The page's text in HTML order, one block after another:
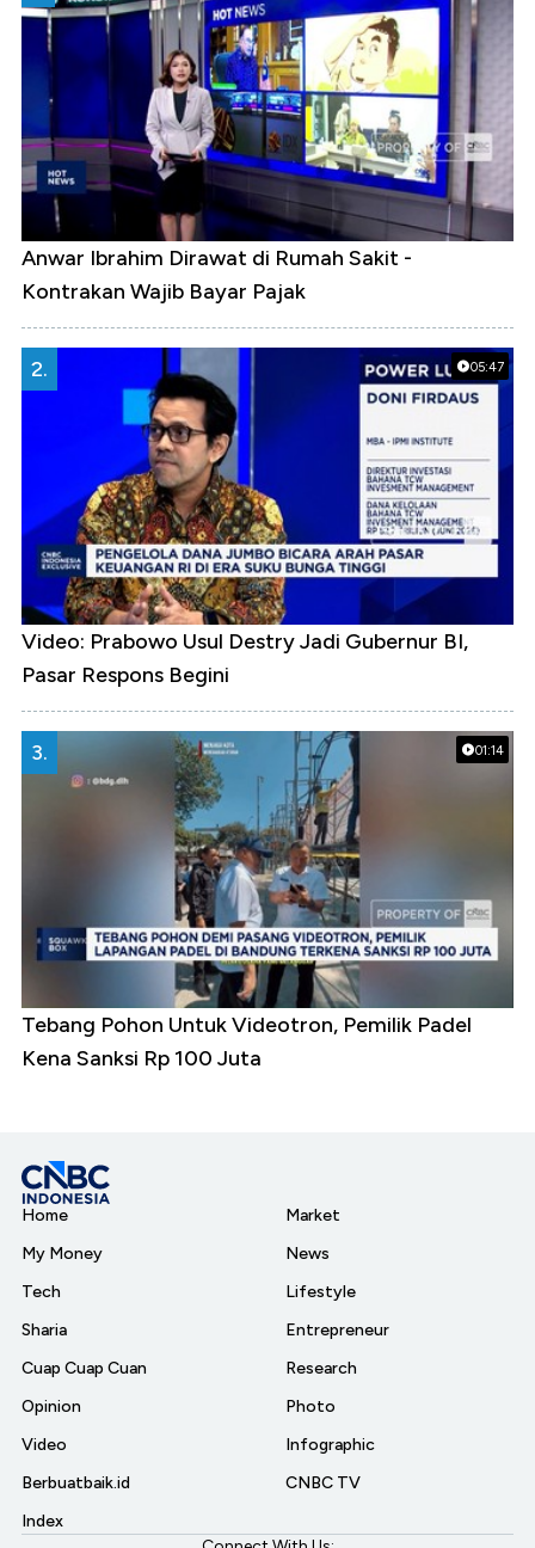
Anwar Ibrahim Dirawat di Rumah Sakit -
Kontrakan Wajib Bayar Pajak
05:47
2.
Video: Prabowo Usul Destry Jadi Gubernur BI,
Pasar Respons Begini
01:14
3.
Tebang Pohon Untuk Videotron, Pemilik Padel
Kena Sanksi Rp 100 Juta
Home
My Money
Tech
Sharia
Cuap Cuap Cuan
Opinion
Video
Berbuatbaik.id
Index
Market
News
Lifestyle
Entrepreneur
Research
Photo
Infographic
CNBC TV